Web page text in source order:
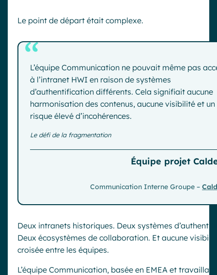
Le point de départ était complexe.
“L’équipe Communication ne pouvait même pas
à l’intranet HWI en raison de systèmes
d’authentification différents. Cela signifiait aucune
harmonisation des contenus, aucune visibilité et un
risque élevé d’incohérences.
Le défi de la fragmentation
Équipe projet
Communication Interne Groupe –
Deux intranets historiques. Deux systèmes
Deux écosystèmes de collaboration. Et aucune
croisée entre les équipes.
L’équipe Communication, basée en EMEA et